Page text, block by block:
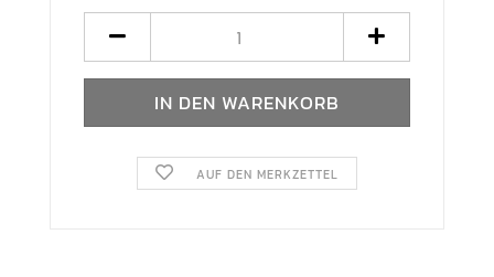
AUF DEN MERKZETTEL